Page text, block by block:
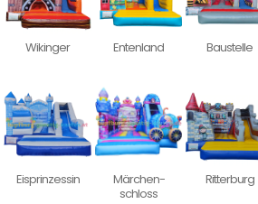
Wikinger Entenland Baustelle
Eisprinzessin
Märchen-
schloss
Ritterburg